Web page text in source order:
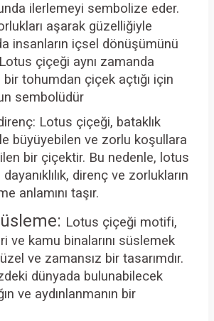
ilerlemeyi sembolize eder.
aşarak güzelliğiyle
insanların içsel dönüşümünü
çiçeği aynı zamanda
tohumdan çiçek açtığı için
sembolüdür
direnç: Lotus çiçeği, bataklık
büyüyebilen ve zorlu koşullara
bir çiçektir. Bu nedenle, lotus
direnç ve zorlukların
anlamını taşır.
Lotus çiçeği motifi,
ve kamu binalarını süslemek
ve zamansız bir tasarımdır.
dünyada bulunabilecek
ve aydınlanmanın bir